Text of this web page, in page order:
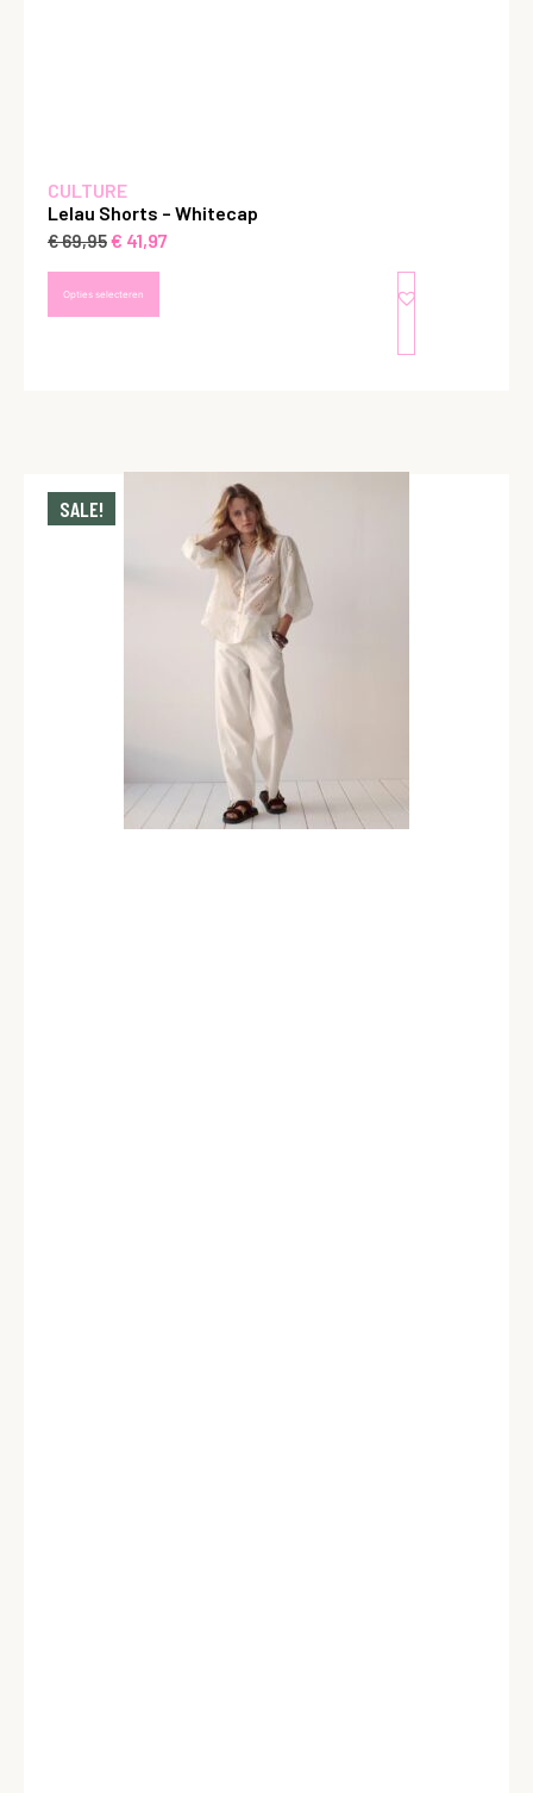
CULTURE
Lelau Shorts – Whitecap
€69,95€ 41,97
Opties selecteren
SALE!